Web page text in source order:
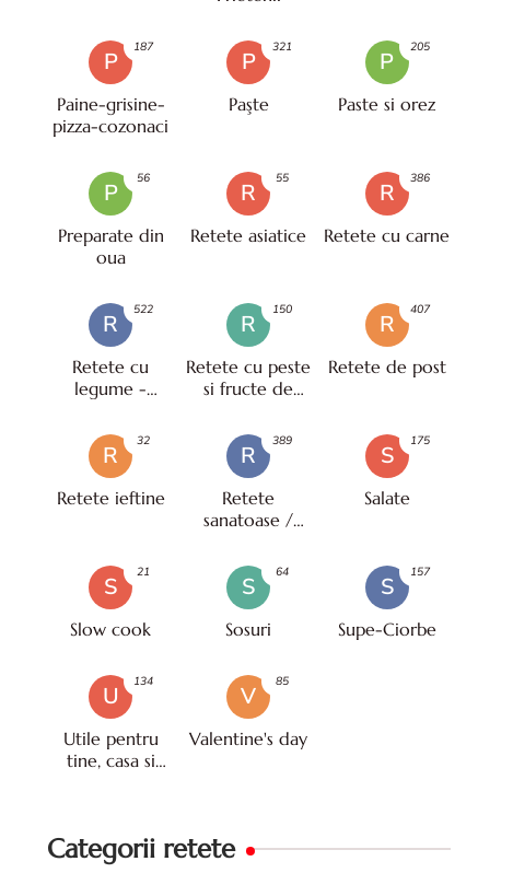
P
Paine-grisine-
pizza-cozonaci
187
P
Paşte
321
P
Paste si orez
205
P
Preparate din
oua
56
R
Retete asiatice
55
R
Retete cu carne
386
R
Retete cu
legume -
522
R
Retete cu peste
si fructe de
150
R
Retete de post
407
R
Retete ieftine
32
R
Retete
sanatoase /
389
S
Salate
175
S
Slow cook
21
S
Sosuri
64
S
Supe-Ciorbe
157
U
Utile pentru
tine, casa si
134
V
Valentine's day
85
Categorii retete